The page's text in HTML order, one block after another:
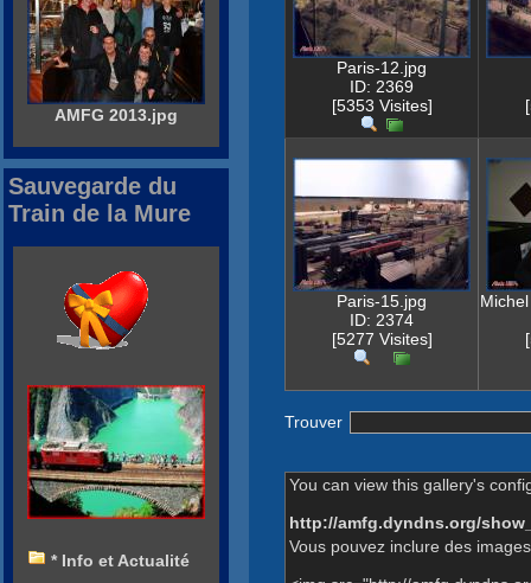
Paris-12.jpg
ID: 2369
[5353 Visites]
Paris-15.jpg
ID: 2374
[5277 Visites]
Trouver
You can view this gallery's
http://amfg.dyndns.org/
Vous pouvez inclure des
AMFG 2013.jpg
Sauvegarde du
Train de la Mure
* Info et Actualité